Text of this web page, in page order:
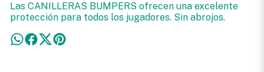
Las CANILLERAS BUMPERS ofrecen una excelente
protección para todos los jugadores. Sin abrojos.